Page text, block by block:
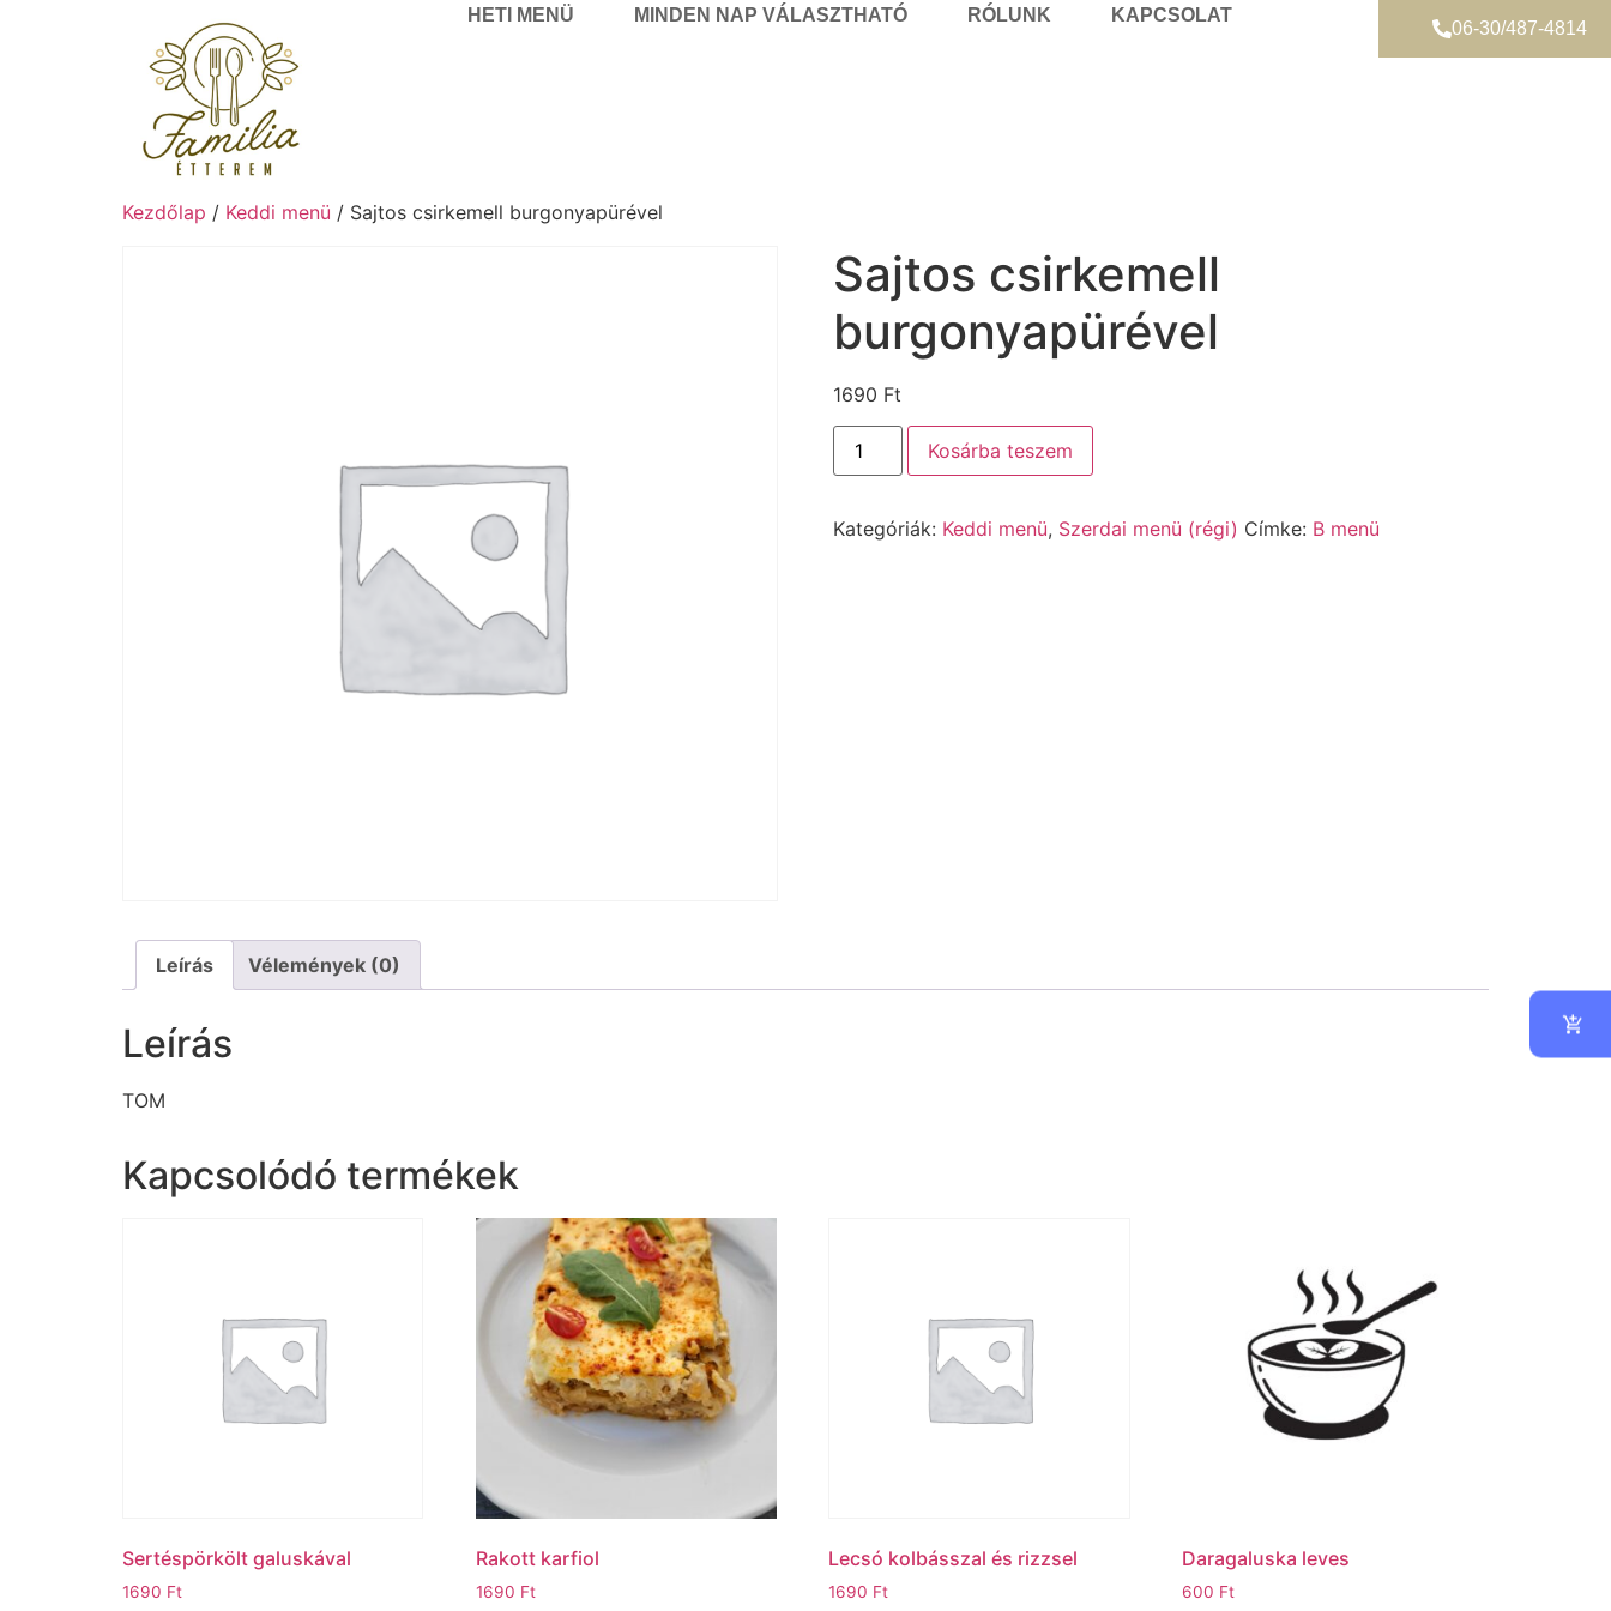
HETI MENÜ MINDEN NAP VÁLASZTHATÓ RÓLUNK KAPCSOLAT
06-30/487-4814
Kezdőlap / Keddi menü / Sajtos csirkemell burgonyapürével
Sajtos csirkemell
burgonyapürével
1690 Ft
Kosárba teszem
Kategóriák: Keddi menü, Szerdai menü (régi) Címke: B menü
Leírás Vélemények (0)
Leírás
TOM
Kapcsolódó termékek
Sertéspörkölt galuskával
1690 Ft
Rakott karfiol
1690 Ft
Lecsó kolbásszal és rizzsel
1690 Ft
Daragaluska leves
600 Ft